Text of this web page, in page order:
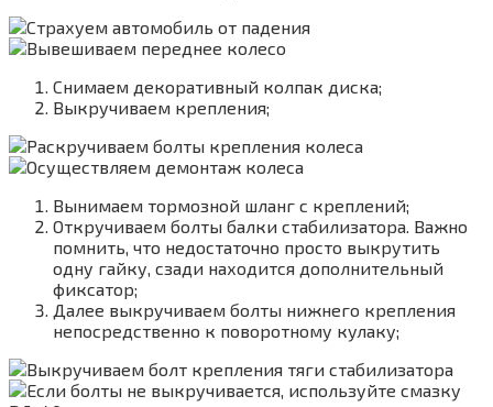
Снимаем декоративный колпак диска;
Выкручиваем крепления;
Вынимаем тормозной шланг с креплений;
Откручиваем болты балки стабилизатора. Важно
помнить, что недостаточно просто выкрутить
одну гайку, сзади находится дополнительный
фиксатор;
Далее выкручиваем болты нижнего крепления
непосредственно к поворотному кулаку;